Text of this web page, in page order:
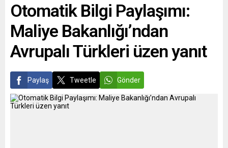
Otomatik Bilgi Paylaşımı:
Maliye Bakanlığı’ndan
Avrupalı Türkleri üzen yanıt
Paylaş Tweetle Gönder